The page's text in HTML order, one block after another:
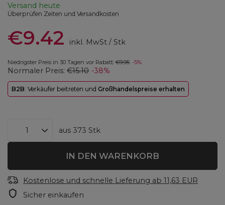
Versand heute
Überprüfen Zeiten und Versandkosten
€9.42 inkl. MwSt/ Stk
Niedrigster Preis in 30 Tagen vor Rabatt: €9.95 -5%
Normaler Preis: €15.10 -38%
B2B: Verkäufer beitreten und Großhandelspreise erhalten
aus 373 Stk
IN DEN WARENKORB
Kostenlose und schnelle Lieferung ab 11,63 EUR
Sicher einkaufen